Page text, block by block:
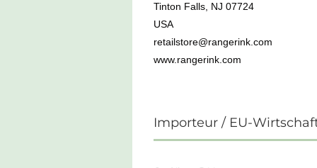
Tinton Falls, NJ 07724
USA
retailstore@rangerink.com
www.rangerink.com
Importeur / EU-